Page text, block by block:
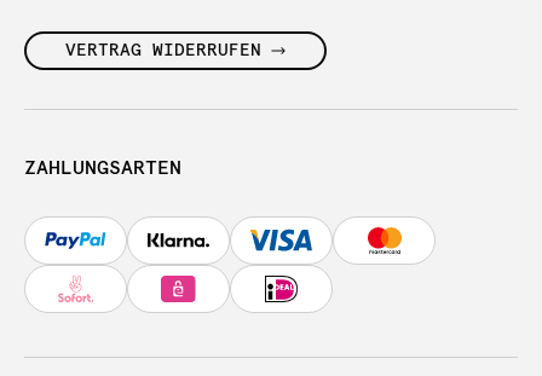
VERTRAG WIDERRUFEN
ZAHLUNGSARTEN